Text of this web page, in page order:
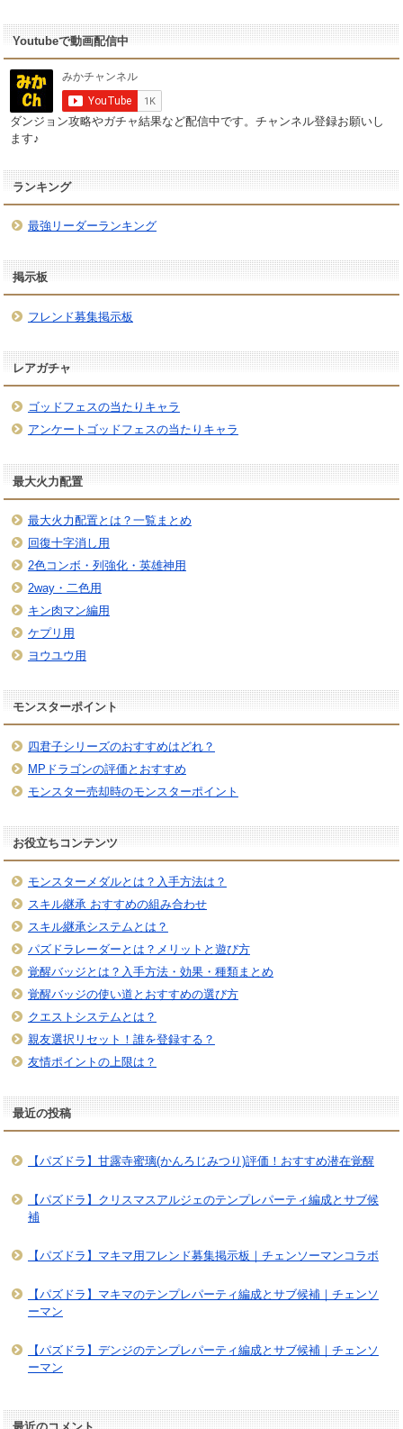
Youtubeで動画配信中
ダンジョン攻略やガチャ結果など配信中です。チャンネル登録お願いし
ます♪
ランキング
最強リーダーランキング
掲示板
フレンド募集掲示板
レアガチャ
ゴッドフェスの当たりキャラ
アンケートゴッドフェスの当たりキャラ
最大火力配置
最大火力配置とは？一覧まとめ
回復十字消し用
2色コンボ・列強化・英雄神用
2way・二色用
キン肉マン編用
ケプリ用
ヨウユウ用
モンスターポイント
四君子シリーズのおすすめはどれ？
MPドラゴンの評価とおすすめ
モンスター売却時のモンスターポイント
お役立ちコンテンツ
モンスターメダルとは？入手方法は？
スキル継承 おすすめの組み合わせ
スキル継承システムとは？
パズドラレーダーとは？メリットと遊び方
覚醒バッジとは？入手方法・効果・種類まとめ
覚醒バッジの使い道とおすすめの選び方
クエストシステムとは？
親友選択リセット！誰を登録する？
友情ポイントの上限は？
最近の投稿
【パズドラ】甘露寺蜜璃(かんろじみつり)評価！おすすめ潜在覚醒
【パズドラ】クリスマスアルジェのテンプレパーティ編成とサブ候
補
【パズドラ】マキマ用フレンド募集掲示板｜チェンソーマンコラボ
【パズドラ】マキマのテンプレパーティ編成とサブ候補｜チェンソ
ーマン
【パズドラ】デンジのテンプレパーティ編成とサブ候補｜チェンソ
ーマン